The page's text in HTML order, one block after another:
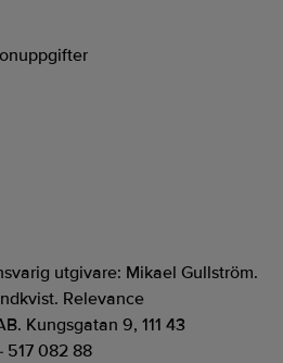
utgivare: Mikael Gullström.
Relevance
Kungsgatan 9, 111 43
517 082 88